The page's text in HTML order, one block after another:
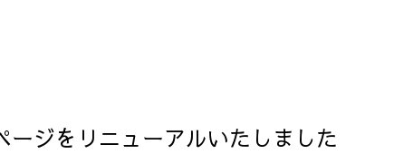
ージをリニューアルいたしました